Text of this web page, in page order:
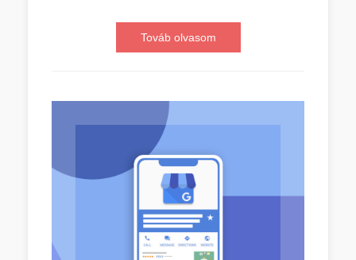
Továb olvasom